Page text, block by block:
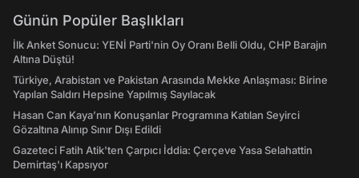
Günün Popüler Başlıkları
İlk Anket Sonucu: YENİ Parti'nin Oy Oranı Belli Oldu, CHP Barajın
Altına Düştü!
Türkiye, Arabistan ve Pakistan Arasında Mekke Anlaşması: Birine
Yapılan Saldırı Hepsine Yapılmış Sayılacak
Hasan Can Kaya’nın Konuşanlar Programına Katılan Seyirci
Gözaltına Alınıp Sınır Dışı Edildi
Gazeteci Fatih Atik'ten Çarpıcı İddia: Çerçeve Yasa Selahattin
Demirtaş'ı Kapsıyor